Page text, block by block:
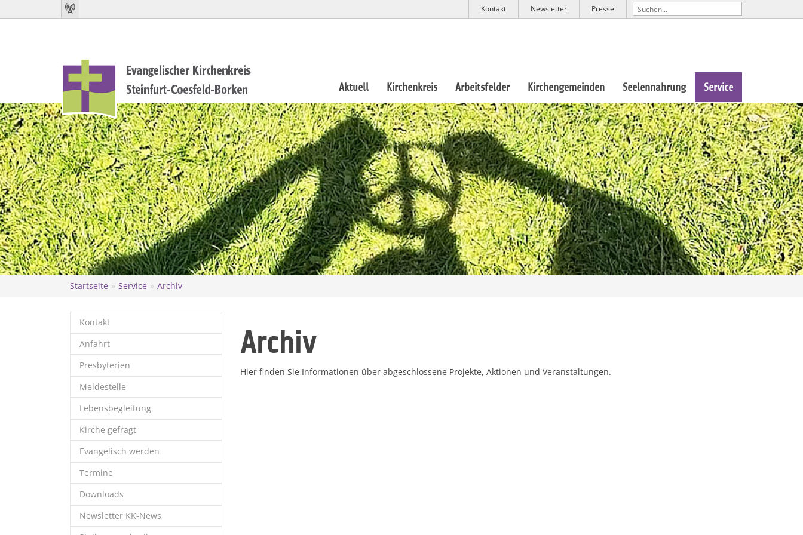
Presse
Newsletter
Kontakt
Aktuell Kirchenkreis Arbeitsfelder Kirchengemeinden Seelennahrung Service
Startseite Service Archiv
Kontakt
Anfahrt
Presbyterien
Meldestelle
Lebensbegleitung
Kirche gefragt
Evangelisch werden
Termine
Downloads
Newsletter KK-News
Archiv
Hier finden Sie Informationen über abgeschlossene Projekte, Aktionen und Veranstaltungen.